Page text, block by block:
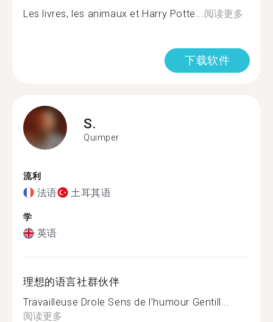
Les livres, les animaux et Harry Potte...阅读更多
下载软件
S.
Quimper
流利
法语 土耳其语
学
英语
理想的语言社群伙伴
Travailleuse Drole Sens de l’humour Gentill...
阅读更多